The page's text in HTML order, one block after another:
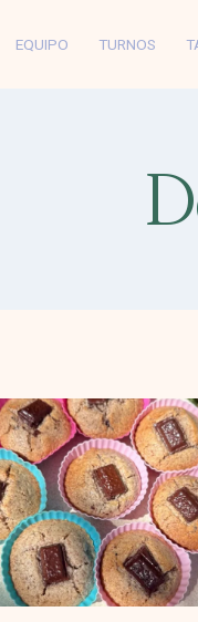
EQUIPO TURNOS